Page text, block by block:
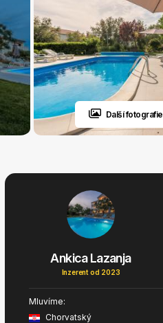
Další fotografie
Ankica Lazanja
Inzerent od 2023
Mluvíme:
Chorvatský